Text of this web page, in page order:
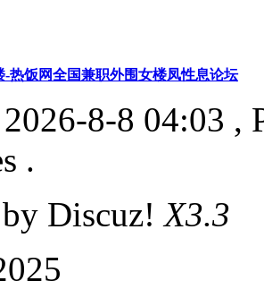
-热饭网全国兼职外围女楼凤性息论坛
8-8 04:03 ,
.
by Discuz!X3.3